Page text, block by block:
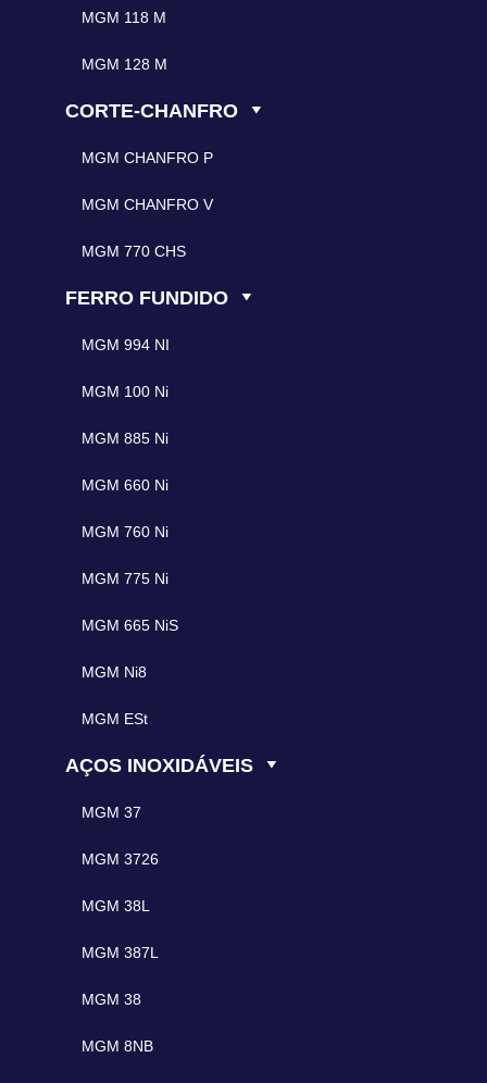
MGM 118 M
MGM 128 M
CORTE-CHANFRO
MGM CHANFRO P
MGM CHANFRO V
MGM 770 CHS
FERRO FUNDIDO
MGM 994 NI
MGM 100 Ni
MGM 885 Ni
MGM 660 Ni
MGM 760 Ni
MGM 775 Ni
MGM 665 NiS
MGM Ni8
MGM ESt
AÇOS INOXIDÁVEIS
MGM 37
MGM 3726
MGM 38L
MGM 387L
MGM 38
MGM 8NB